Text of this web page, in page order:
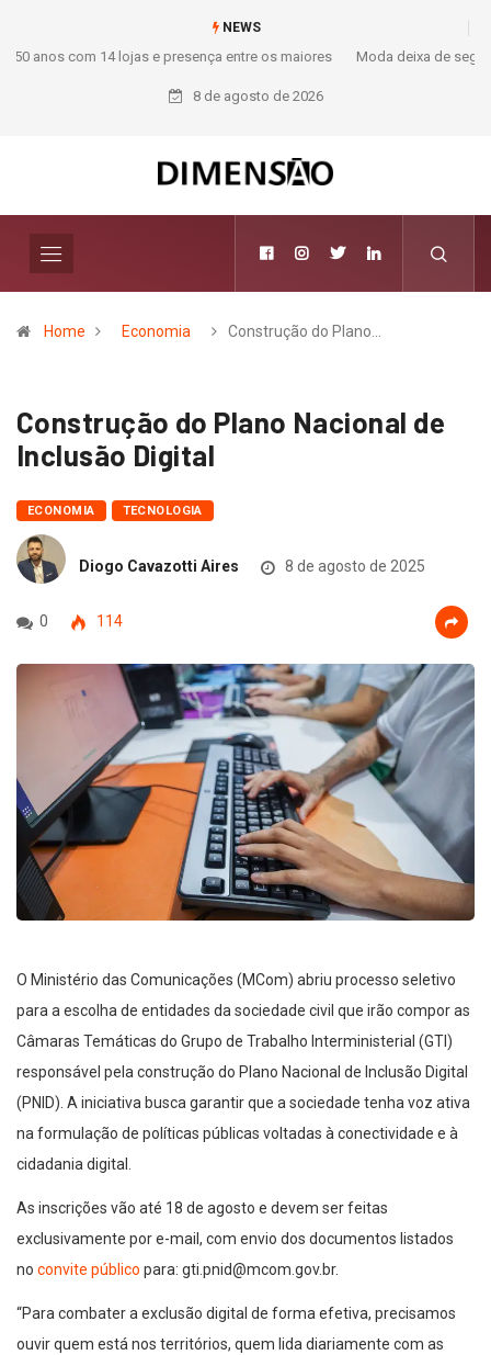
NEWS
Moda deixa de seguir tendências e passa a contar histórias; Forward
aposta na curadoria como novo luxo
8 de agosto de 2026
Home Economia Construção do Plano…
Construção do Plano Nacional de
Inclusão Digital
ECONOMIA TECNOLOGIA
Diogo Cavazotti Aires 8 de agosto de 2025
0 114
O Ministério das Comunicações (MCom) abriu processo seletivo
para a escolha de entidades da sociedade civil que irão compor as
Câmaras Temáticas do Grupo de Trabalho Interministerial (GTI)
responsável pela construção do Plano Nacional de Inclusão Digital
(PNID). A iniciativa busca garantir que a sociedade tenha voz ativa
na formulação de políticas públicas voltadas à conectividade e à
cidadania digital.
As inscrições vão até 18 de agosto e devem ser feitas
exclusivamente por e-mail, com envio dos documentos listados
no convite público para: gti.pnid@mcom.gov.br.
“Para combater a exclusão digital de forma efetiva, precisamos
ouvir quem está nos territórios, quem lida diariamente com as